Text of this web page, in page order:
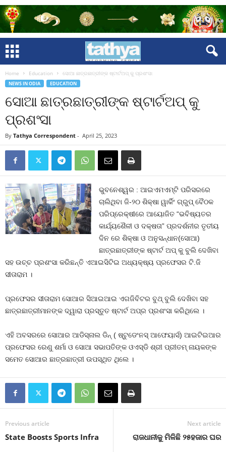
Home Education ସୋଆ ଛାତ୍ରଛାତ୍ରୀଙ୍କ ଷ୍ଟାର୍ଟଅପ୍ କୁ ପ୍ରଶଂସା
NEWS IN ODIA EDUCATION
ସୋଆ ଛାତ୍ରଛାତ୍ରୀଙ୍କ ଷ୍ଟାର୍ଟଅପ୍ କୁ
ପ୍ରଶଂସା
By Tathya Correspondent - April 25, 2023
ଭୁବନେଶ୍ୱର : ଆଇଏମଏମ୍‌ଟି ପରିସରରେ
ଚାଲିଥିବା ଜି-୨୦ ଶିକ୍ଷା ୱାର୍କିଂ ଗ୍ରୁପ୍ ବୈଠକ
ପରିପ୍ରେକ୍ଷୀରେ ଆୟୋଜିତ “ଭବିଷ୍ୟତର
କାର୍ଯ୍ୟଶୈଳୀ ଓ ଦକ୍ଷତା” ପ୍ରଦର୍ଶନୀର ତୃତୀୟ
ଦିନ ରେ ଶିକ୍ଷା ଓ ଅନୁସନ୍ଧାନ(ସୋଆ)
ଛାତ୍ରଛାତ୍ରୀଙ୍କ ଷ୍ଟାର୍ଟ ଅପ୍ କୁ ବୁଲି ଦେଖିବା
ସହ ଉଚ୍ଚ ପ୍ରଶଂସା କରିଛନ୍ତି ଏଆଇସିଟିଇ ଅଧ୍ୟକ୍ଷ୍ୟ ପ୍ରଫେସର ଟି.ଜି
ସୀତାରାମ ।
ପ୍ରଫେସର ସୀତାରାମ ସୋଆର ସିଆଇଆଇ ଏଗଜିବିଟର ବୁଥ୍ ବୁଲି ଦେଖିବା ସହ
ଛାତ୍ରଛାତ୍ରୀମାନଙ୍କ ଦ୍ୱାରା ପ୍ରସ୍ତୁତ ଷ୍ଟାର୍ଟ ଅପ୍‌ର ପ୍ରଶଂସା କରିଥିଲେ ।
ଏହି ଅବସରରେ ସୋଆର ଆଡିସ୍‌ନାଲ ଡିନ୍ ( ଷ୍ଟୁଡେଂନସ୍ ଆଫେୟାର୍ସ) ଆଇଟିଇଆର
ପ୍ରଫେସର ରେଣୁ ଶର୍ମା ଓ ସୋଆ ସଭାପତିଙ୍କ ଓଏସ୍‌ଡି ଶ୍ରୀ ପ୍ରୀତମ୍ ନାୟକଙ୍କ
ସମେତ ସୋଆର ଛାତ୍ରଛାତ୍ରୀ ଉପସ୍ଥିତ ଥିଲେ ।
Previous article
State Boosts Sports Infra
Next article
ରାଜଧାନୀକୁ ମିଳିଛି ୨୫ହଜାର ଘର